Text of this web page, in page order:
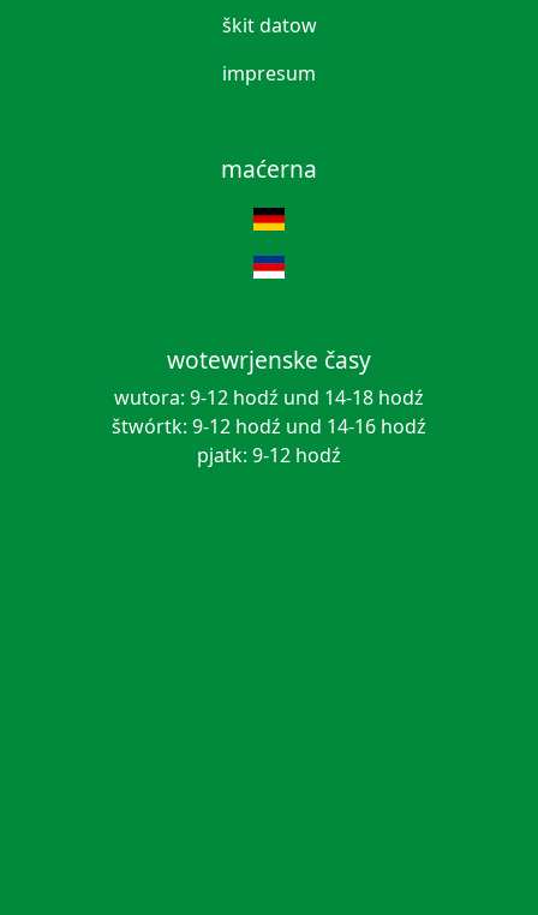
škit datow
impresum
maćerna
wotewrjenske časy
wutora: 9-12 hodź und 14-18 hodź
štwórtk: 9-12 hodź und 14-16 hodź
pjatk: 9-12 hodź